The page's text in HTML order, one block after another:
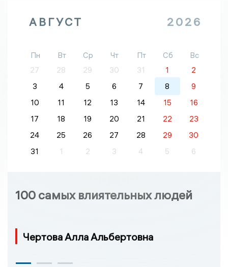
АВГУСТ 2026
Пн Вт Ср Чт Пт Сб
Вс
27
28 29 30 31 1
2
3
4 5 6 7 8
9
10
11 12 13 14 15
16
17
18 19 20 21 22
23
24
25 26 27 28 29
30
31
1 2 3 4 5 6
100 самых влиятельных людей
Чертова Алла Альбертовна